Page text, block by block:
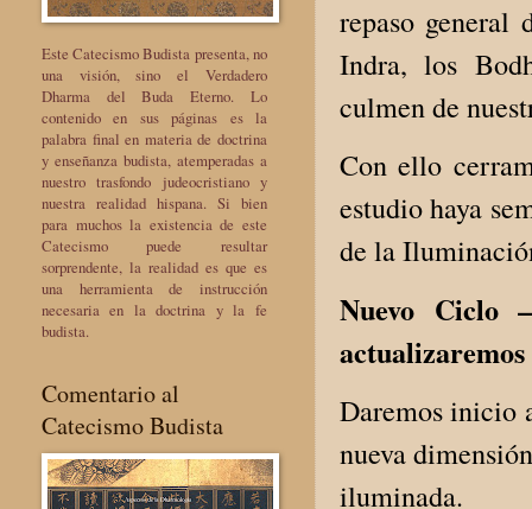
repaso general
Indra, los
culmen de
Con ello
estudio haya
de la
Nuevo Ciclo
actualizaremos
Daremos inicio
nueva
iluminada.
Este Catecismo Budista presenta, no
una visión, sino el Verdadero
Dharma del Buda Eterno. Lo
contenido en sus páginas es la
palabra final en materia de doctrina
y enseñanza budista, atemperadas a
nuestro trasfondo judeocristiano y
nuestra realidad hispana. Si bien
para muchos la existencia de este
Catecismo puede resultar
sorprendente, la realidad es que es
una herramienta de instrucción
necesaria en la doctrina y la fe
budista.
Comentario al
Catecismo Budista